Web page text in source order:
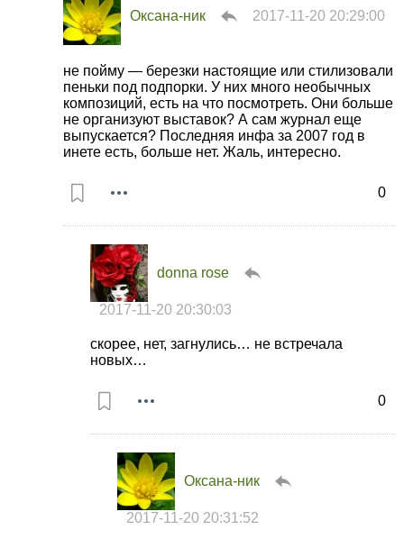
Оксана-ник 2017-11-20 20:29:00
0
не пойму — березки настоящие или стилизовали
пеньки под подпорки. У них много необычных
композиций, есть на что посмотреть. Они больше
не организуют выставок? А сам журнал еще
выпускается? Последняя инфа за 2007 год в
инете есть, больше нет. Жаль, интересно.
donna rose
2017-11-20 20:30:03
0
скорее, нет, загнулись… не встречала
новых…
Оксана-ник
2017-11-20 20:31:52